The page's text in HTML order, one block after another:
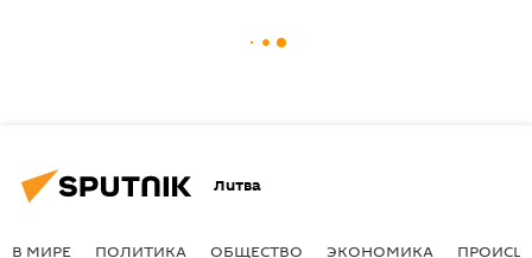
Литва
В МИРЕ ПОЛИТИКА ОБЩЕСТВО ЭКОНОМИКА